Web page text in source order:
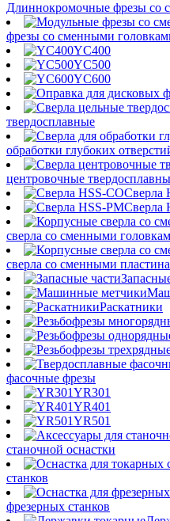
Длиннокромочные фрезы со
фрезы со сменными
YC400
YC500
YC600
твердосплавные
обработки глубоких
центровочные
Сверла
Сверла
сверла со сменными
сверла со сменными
Раскатники
фасочные фрезы
YR301
YR401
YR501
станочной оснастки
станков
фрезерных станков